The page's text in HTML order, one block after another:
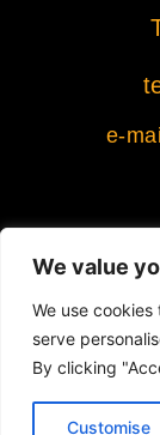
We value
We use
serve
By clicking
Customise
e-
©
Projekt